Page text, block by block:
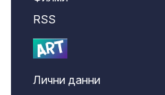
RSS
Лични данни